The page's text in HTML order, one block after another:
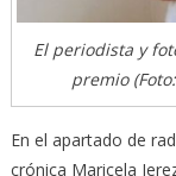
El periodista y
premio
En el apartado de
crónica Maricela